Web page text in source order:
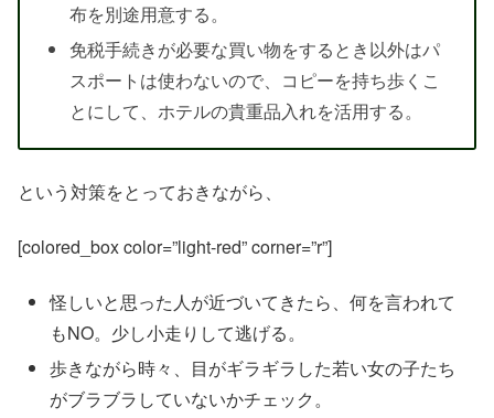
布を別途用意する。
免税手続きが必要な買い物をするとき以外はパ
スポートは使わないので、コピーを持ち歩くこ
とにして、ホテルの貴重品入れを活用する。
という対策をとっておきながら、
[colored_box color=”light-red” corner=”r”]
怪しいと思った人が近づいてきたら、何を言われて
もNO。少し小走りして逃げる。
歩きながら時々、目がギラギラした若い女の子たち
がブラブラしていないかチェック。